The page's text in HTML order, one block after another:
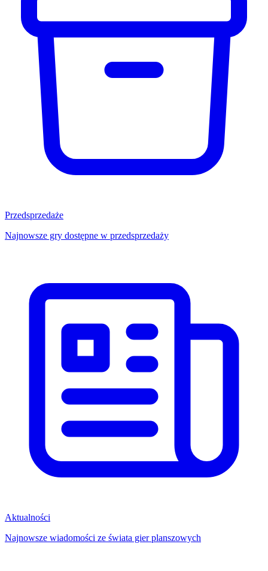
Przedsprzedaże
Najnowsze gry dostępne w przedsprzedaży
Aktualności
Najnowsze wiadomości ze świata gier planszowych